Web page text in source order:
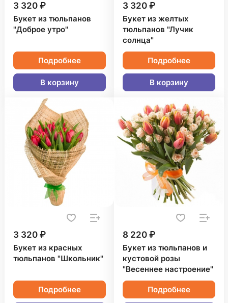
3 320 ₽
Букет из тюльпанов
"Доброе утро"
Подробнее
В корзину
3 320 ₽
Букет из желтых
тюльпанов "Лучик
солнца"
Подробнее
В корзину
3 320 ₽
Букет из красных
тюльпанов "Школьник"
Подробнее
8 220 ₽
Букет из тюльпанов и
кустовой розы
"Весеннее настроение"
Подробнее